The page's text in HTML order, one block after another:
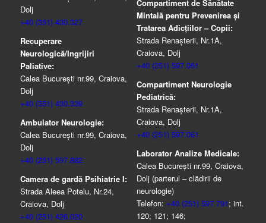
Dolj
+40 (351) 430.327
Recuperare
Neurologică/Ingrijiri
Paliative:
Calea București nr.99, Craiova,
Dolj
+40 (351) 430.339
Ambulator Neurologie:
Calea București nr.99, Craiova,
Dolj
+40 (251) 597.882
Camera de gardă Psihiatrie I:
Strada Aleea Potelu, Nr.24,
Craiova, Dolj
+40 (251) 426.020
Compartiment de Sănătate
Mintală pentru Prevenirea şi
Tratarea Adicţiilor – Copii:
Strada Renașterii, Nr.1A,
Craiova, Dolj
+40 (251) 597.061
Compartiment Neurologie
Pediatrică:
Strada Renaşterii, Nr.1A,
Craiova, Dolj
+40 (251) 597.061
Laborator Analize Medicale:
Calea București nr.99, Craiova,
Dolj (parterul – clădirii de
neurologie)
Telefon: +40 (251) 597.791; int.
120; 121; 146;